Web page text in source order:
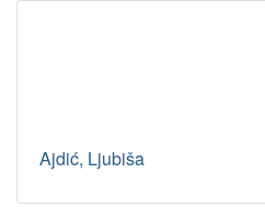
Ajdić, Ljubiša